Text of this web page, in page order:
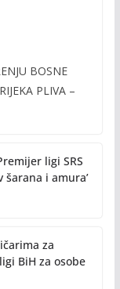
BOSNE
PLIVA –
ligi SRS
šarana i amura’
za
BiH za osobe